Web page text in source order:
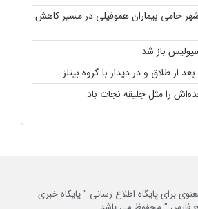
حامی بیماران هموفیلی در مسیر کاهش
باز شد
از طلاق و در دیدار با گروه بیتلز
را مثل جلیقه نجات باد
برای پایگاه اطلاع رسانی " پایگاه خبری